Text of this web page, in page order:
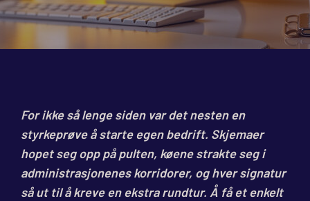
For ikke så lenge siden var det nesten en
styrkeprøve å starte egen bedrift. Skjemaer
hopet seg opp på pulten, køene strakte seg i
administrasjonenes korridorer, og hver signatur
så ut til å kreve en ekstra rundtur. Å få et enkelt